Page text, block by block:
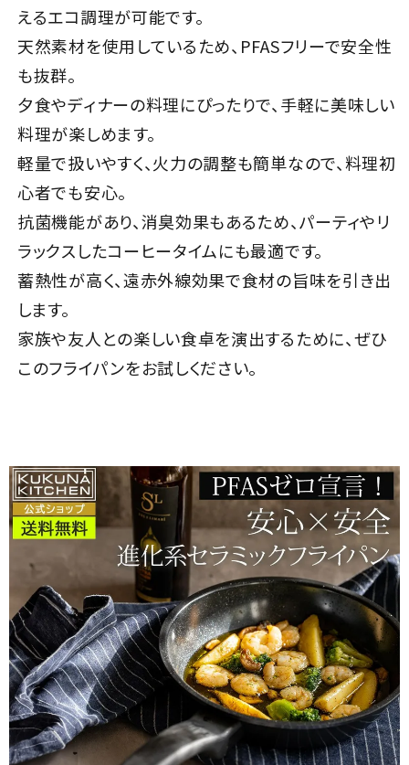
えるエコ調理が可能です。
天然素材を使用しているため、PFASフリーで安全性
も抜群。
夕食やディナーの料理にぴったりで、手軽に美味しい
料理が楽しめます。
軽量で扱いやすく、火力の調整も簡単なので、料理初
心者でも安心。
抗菌機能があり、消臭効果もあるため、パーティやリ
ラックスしたコーヒータイムにも最適です。
蓄熱性が高く、遠赤外線効果で食材の旨味を引き出
します。
家族や友人との楽しい食卓を演出するために、ぜひ
このフライパンをお試しください。